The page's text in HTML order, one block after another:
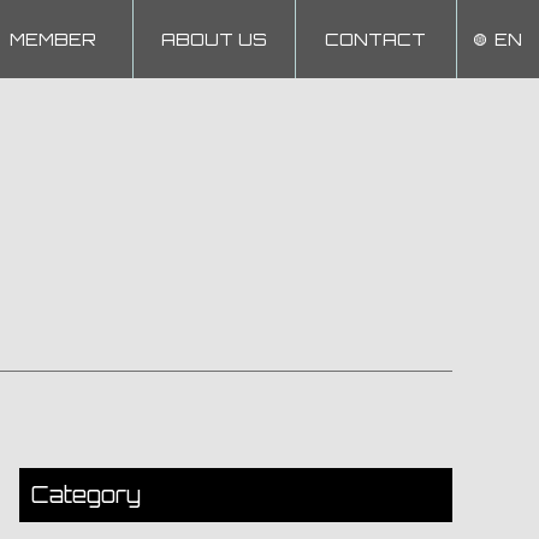
MEMBER ABOUT US CONTACT EN
Category